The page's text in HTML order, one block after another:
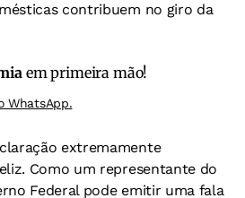
contribuem no giro da
em primeira mão!
WhatsApp.
extremamente
Como um representante do
Federal pode emitir uma fala